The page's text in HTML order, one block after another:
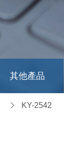
其他產品
KY-2542